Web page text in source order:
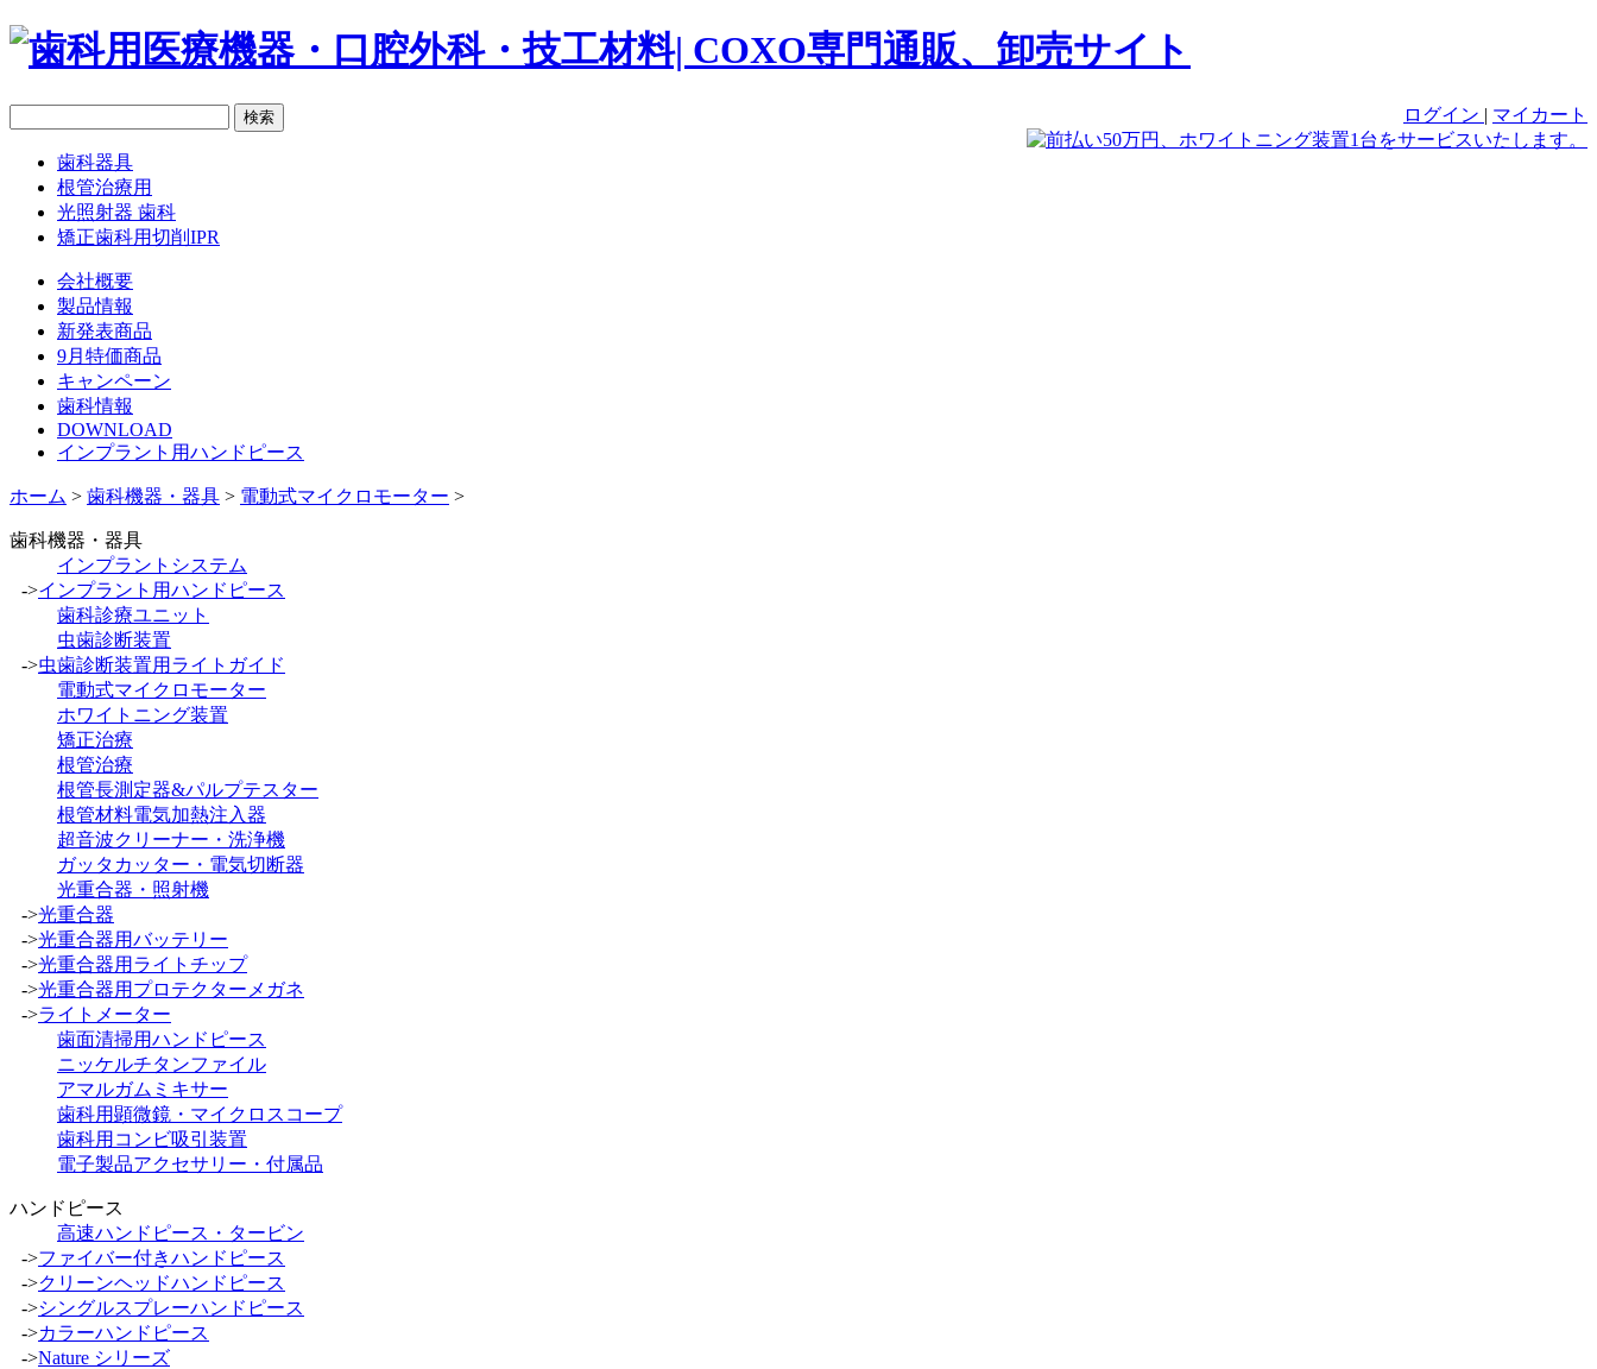
ログイン | マイカート
歯科器具
根管治療用
光照射器 歯科
矯正歯科用切削IPR
会社概要
製品情報
新発表商品
9月特価商品
キャンペーン
歯科情報
DOWNLOAD
インプラント用ハンドピース
ホーム > 歯科機器・器具 > 電動式マイクロモーター >
歯科機器・器具
インプラントシステム
->インプラント用ハンドピース
歯科診療ユニット
虫歯診断装置
->虫歯診断装置用ライトガイド
電動式マイクロモーター
ホワイトニング装置
矯正治療
根管治療
根管長測定器&パルプテスター
根管材料電気加熱注入器
超音波クリーナー・洗浄機
ガッタカッター・電気切断器
光重合器・照射機
->光重合器
->光重合器用バッテリー
->光重合器用ライトチップ
->光重合器用プロテクターメガネ
->ライトメーター
歯面清掃用ハンドピース
ニッケルチタンファイル
アマルガムミキサー
歯科用顕微鏡・マイクロスコープ
歯科用コンビ吸引装置
電子製品アクセサリー・付属品
ハンドピース
高速ハンドピース・タービン
->ファイバー付きハンドピース
->クリーンヘッドハンドピース
->シングルスプレーハンドピース
->カラーハンドピース
->Nature シリーズ